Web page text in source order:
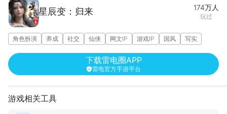
星辰变：归来 174万人
玩过
角色扮演 养成 社交 仙侠 网文IP 游戏IP 国风 写实
下载雷电圈APP
雷电官方手游平台
游戏相关工具